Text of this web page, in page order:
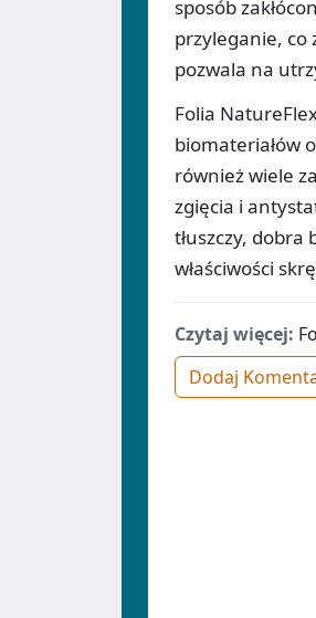
sposób
przyleganie, co
pozwala na
Folia
biomateriałów
również wiele
zgięcia i
tłuszczy, dobra
właściwości
Czytaj więcej:
Dodaj